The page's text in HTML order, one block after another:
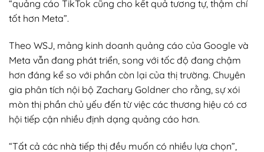
“quảng cáo TikTok cũng cho kết quả tương tự, thậm chí
tốt hơn Meta”.
Theo WSJ, mảng kinh doanh quảng cáo của Google và
Meta vẫn đang phát triển, song với tốc độ đang chậm
hơn đáng kể so với phần còn lại của thị trường. Chuyên
gia phân tích nội bộ Zachary Goldner cho rằng, sự xói
mòn thị phần chủ yếu đến từ việc các thương hiệu có cơ
hội tiếp cận nhiều định dạng quảng cáo hơn.
“Tất cả các nhà tiếp thị đều muốn có nhiều lựa chọn”,